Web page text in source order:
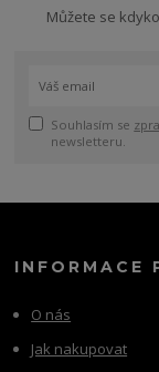
Můžete se
Souhlasím se
newsletteru.
INFORMACE
O nás
Jak nakupovat